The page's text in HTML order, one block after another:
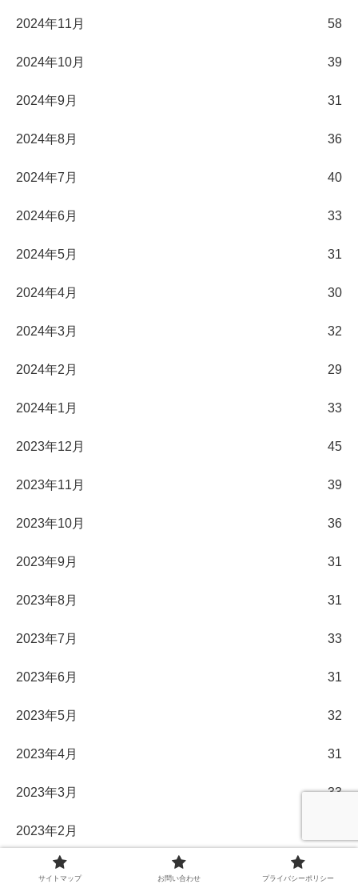
2024年11月 58
2024年10月 39
2024年9月 31
2024年8月 36
2024年7月 40
2024年6月 33
2024年5月 31
2024年4月 30
2024年3月 32
2024年2月 29
2024年1月 33
2023年12月 45
2023年11月 39
2023年10月 36
2023年9月 31
2023年8月 31
2023年7月 33
2023年6月 31
2023年5月 32
2023年4月 31
2023年3月 33
2023年2月
2023年1月
サイトマップ お問い合わせ プライバシーポリシー